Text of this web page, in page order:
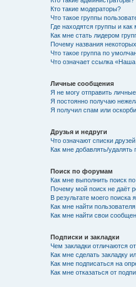
Кто такие модераторы?
Что такое группы
Где находятся группы и
Как мне стать лидером
Почему названия
Что такое группа по
Что означает ссылка
Личные сообщения
Я не могу отправить
Я постоянно получаю
Я получил спам или
Друзья и недруги
Что означают списки
Как мне добавлять/удалять
Поиск по форумам
Как мне выполнить поиск
Почему мой поиск не даёт
В результате моего поиска
Как мне найти
Как мне найти свои
Подписки и закладки
Чем закладки отличаются
Как мне сделать закладку
Как мне подписаться на
Как мне отказаться от